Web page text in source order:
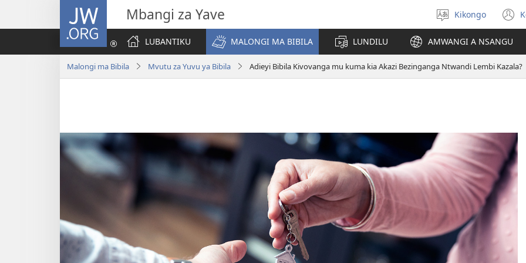
JW.ORG Mbangi za Yave
Sola
ndinga
Kikongo
LUBANTIKU
MALONGI MA BIBILA LUNDILU AMWANGI A NSANGU
Malongi ma Bibila Mvutu za Yuvu ya Bibila Adieyi Bibila Kivovanga mu kuma kia Akazi Bezinganga Ntwandi Lembi Kazala?